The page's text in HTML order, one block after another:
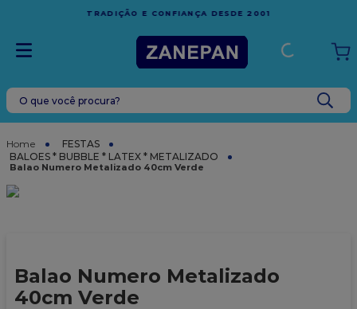
EM COMPRAS ACIMA DE R$1.000,00 PARA O
ESPÍRITO SANTO
O que você procura?
FESTAS
BALOES * BUBBLE * LATEX * METALIZADO
Balao Numero Metalizado 40cm Verde
Balao Numero Metalizado
40cm Verde
TERMOS MAIS BUSCADOS
leite condensado
2º
caixa
6º
granulado
7º
vabene